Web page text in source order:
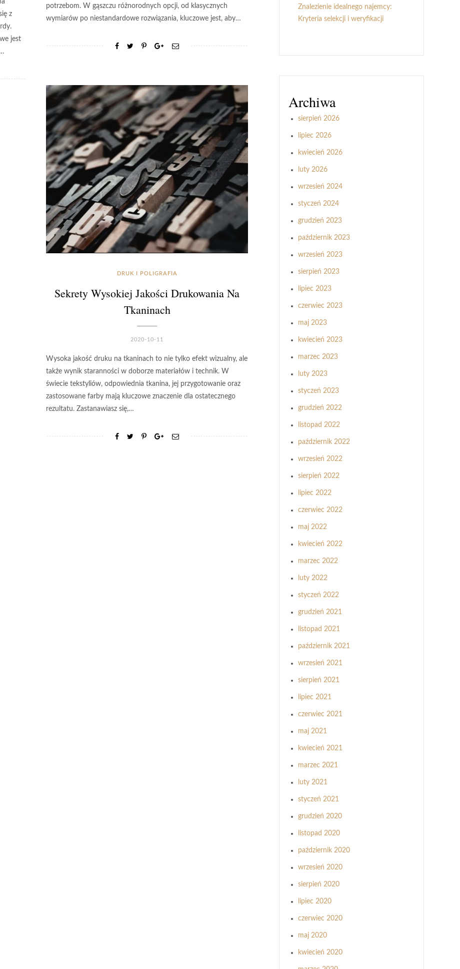
potrzebom. W gąszczu różnorodnych opcji, od klasycznych
wymiarów po niestandardowe rozwiązania, kluczowe jest, aby…
z
jest
DRUK I POLIGRAFIA
Sekrety Wysokiej Jakości Drukowania Na
Tkaninach
2020-10-11
Wysoka jakość druku na tkaninach to nie tylko efekt wizualny, ale
także wynik staranności w doborze materiałów i technik. W
świecie tekstyliów, odpowiednia tkanina, jej przygotowanie oraz
zastosowane farby mają kluczowe znaczenie dla ostatecznego
rezultatu. Zastanawiasz się,…
Znalezienie idealnego najemcy:
Kryteria selekcji i weryfikacji
Archiwa
sierpień 2026
lipiec 2026
kwiecień 2026
luty 2026
wrzesień 2024
styczeń 2024
grudzień 2023
październik 2023
wrzesień 2023
sierpień 2023
lipiec 2023
czerwiec 2023
maj 2023
kwiecień 2023
marzec 2023
luty 2023
styczeń 2023
grudzień 2022
listopad 2022
październik 2022
wrzesień 2022
sierpień 2022
lipiec 2022
czerwiec 2022
maj 2022
kwiecień 2022
marzec 2022
luty 2022
styczeń 2022
grudzień 2021
listopad 2021
październik 2021
wrzesień 2021
sierpień 2021
lipiec 2021
czerwiec 2021
maj 2021
kwiecień 2021
marzec 2021
luty 2021
styczeń 2021
grudzień 2020
listopad 2020
październik 2020
wrzesień 2020
sierpień 2020
lipiec 2020
czerwiec 2020
maj 2020
kwiecień 2020